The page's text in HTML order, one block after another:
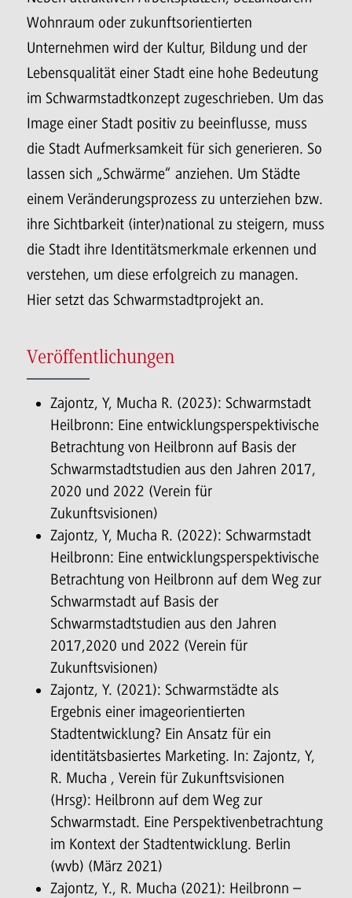
Wohnraum oder zukunftsorientierten
Unternehmen wird der Kultur, Bildung und der
Lebensqualität einer Stadt eine hohe Bedeutung
im Schwarmstadtkonzept zugeschrieben. Um das
Image einer Stadt positiv zu beeinflusse, muss
die Stadt Aufmerksamkeit für sich generieren. So
lassen sich „Schwärme“ anziehen. Um Städte
einem Veränderungsprozess zu unterziehen bzw.
ihre Sichtbarkeit (inter)national zu steigern, muss
die Stadt ihre Identitätsmerkmale erkennen und
verstehen, um diese erfolgreich zu managen.
Hier setzt das Schwarmstadtprojekt an.
Veröffentlichungen
Zajontz, Y, Mucha R. (2023): Schwarmstadt
Heilbronn: Eine entwicklungsperspektivische
Betrachtung von Heilbronn auf Basis der
Schwarmstadtstudien aus den Jahren 2017,
2020 und 2022 (Verein für
Zukunftsvisionen)
Zajontz, Y, Mucha R. (2022): Schwarmstadt
Heilbronn: Eine entwicklungsperspektivische
Betrachtung von Heilbronn auf dem Weg zur
Schwarmstadt auf Basis der
Schwarmstadtstudien aus den Jahren
2017,2020 und 2022 (Verein für
Zukunftsvisionen)
Zajontz, Y. (2021): Schwarmstädte als
Ergebnis einer imageorientierten
Stadtentwicklung? Ein Ansatz für ein
identitätsbasiertes Marketing. In: Zajontz, Y,
R. Mucha , Verein für Zukunftsvisionen
(Hrsg): Heilbronn auf dem Weg zur
Schwarmstadt. Eine Perspektivenbetrachtung
im Kontext der Stadtentwicklung. Berlin
(wvb) (März 2021)
Zajontz, Y., R. Mucha (2021): Heilbronn –